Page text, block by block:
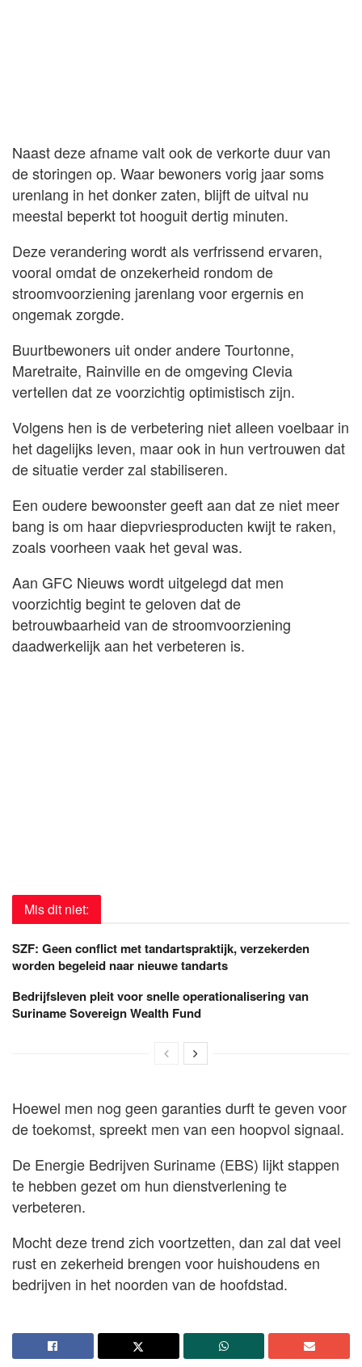
Naast deze afname valt ook de verkorte duur van
de storingen op. Waar bewoners vorig jaar soms
urenlang in het donker zaten, blijft de uitval nu
meestal beperkt tot hooguit dertig minuten.
Deze verandering wordt als verfrissend ervaren,
vooral omdat de onzekerheid rondom de
stroomvoorziening jarenlang voor ergernis en
ongemak zorgde.
Buurtbewoners uit onder andere Tourtonne,
Maretraite, Rainville en de omgeving Clevia
vertellen dat ze voorzichtig optimistisch zijn.
Volgens hen is de verbetering niet alleen voelbaar in
het dagelijks leven, maar ook in hun vertrouwen dat
de situatie verder zal stabiliseren.
Een oudere bewoonster geeft aan dat ze niet meer
bang is om haar diepvriesproducten kwijt te raken,
zoals voorheen vaak het geval was.
Aan GFC Nieuws wordt uitgelegd dat men
voorzichtig begint te geloven dat de
betrouwbaarheid van de stroomvoorziening
daadwerkelijk aan het verbeteren is.
Mis dit niet:
SZF: Geen conflict met tandartspraktijk, verzekerden
worden begeleid naar nieuwe tandarts
Bedrijfsleven pleit voor snelle operationalisering van
Suriname Sovereign Wealth Fund
Hoewel men nog geen garanties durft te geven voor
de toekomst, spreekt men van een hoopvol signaal.
De Energie Bedrijven Suriname (EBS) lijkt stappen
te hebben gezet om hun dienstverlening te
verbeteren.
Mocht deze trend zich voortzetten, dan zal dat veel
rust en zekerheid brengen voor huishoudens en
bedrijven in het noorden van de hoofdstad.